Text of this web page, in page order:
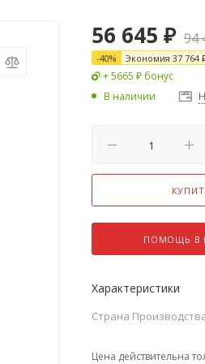
56 645 ₽ 94
-40% Экономия 37 764
+ 5665 ₽ бонус
В наличии
ПОМОЩЬ В
Характеристики
Страна
Цена действительна